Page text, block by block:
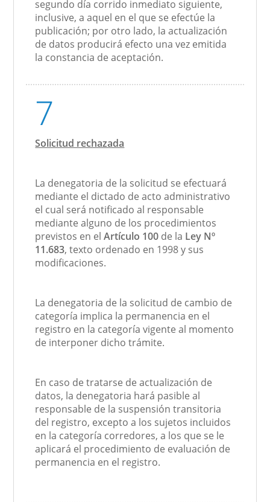
segundo día corrido inmediato siguiente,
inclusive, a aquel en el que se efectúe la
publicación; por otro lado, la actualización
de datos producirá efecto una vez emitida
la constancia de aceptación.
7
Solicitud rechazada
La denegatoria de la solicitud se efectuará
mediante el dictado de acto administrativo
el cual será notificado al responsable
mediante alguno de los procedimientos
previstos en elArtículo 100 de la Ley Nº
11.683, texto ordenado en 1998 y sus
modificaciones.
La denegatoria de la solicitud de cambio de
categoría implica la permanencia en el
registro en la categoría vigente al momento
de interponer dicho trámite.
En caso de tratarse de actualización de
datos, la denegatoria hará pasible al
responsable de la suspensión transitoria
del registro, excepto a los sujetos incluidos
en la categoría corredores, a los que se le
aplicará el procedimiento de evaluación de
permanencia en el registro.